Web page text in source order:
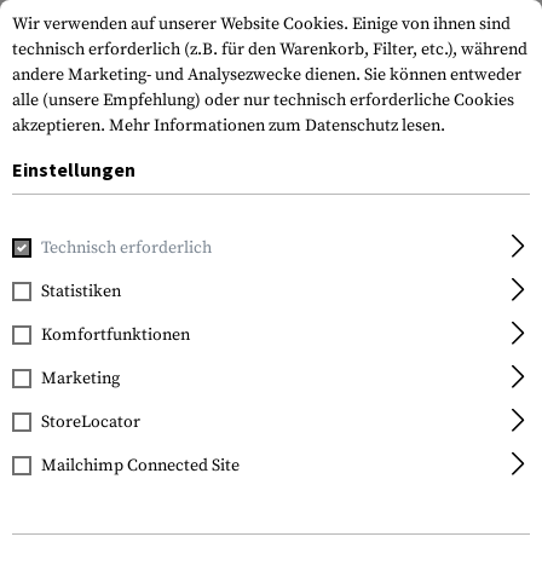
Home Waffenzubehör
Vortex Optics
Strike Eagle 1-6x24 AR-
BDC3
Wir verwenden auf unserer Website Cookies. Einige von ihnen sind
technisch erforderlich (z.B. für den Warenkorb, Filter, etc.), während
andere Marketing- und Analysezwecke dienen. Sie können entweder
alle (unsere Empfehlung) oder nur technisch erforderliche Cookies
akzeptieren. Mehr Informationen zum Datenschutz lesen.
Einstellungen
Technisch erforderlich
Statistiken
Komfortfunktionen
Marketing
StoreLocator
Mailchimp Connected Site